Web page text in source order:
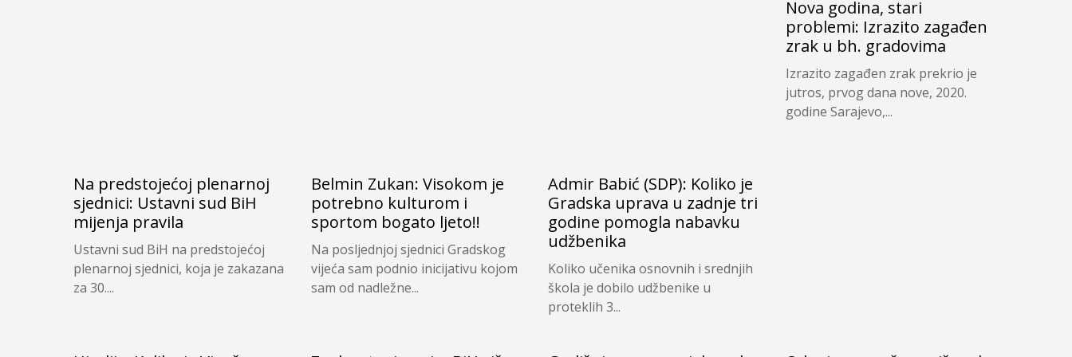
Na predstojećoj plenarnoj
sjednici: Ustavni sud BiH
mijenja pravila
Ustavni sud BiH na predstojećoj
plenarnoj sjednici, koja je zakazana
za 30....
Belmin Zukan: Visokom je
potrebno kulturom i
sportom bogato ljeto!!
Na posljednjoj sjednici Gradskog
vijeća sam podnio inicijativu kojom
sam od nadležne...
Admir Babić (SDP): Koliko je
Gradska uprava u zadnje tri
godine pomogla nabavku
udžbenika
Koliko učenika osnovnih i srednjih
škola je dobilo udžbenike u
proteklih 3...
Nova godina, stari
problemi: Izrazito zagađen
zrak u bh. gradovima
Izrazito zagađen zrak prekrio je
jutros, prvog dana nove, 2020.
godine Sarajevo,...